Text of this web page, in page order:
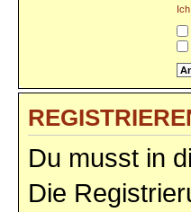
Du musst in
Die